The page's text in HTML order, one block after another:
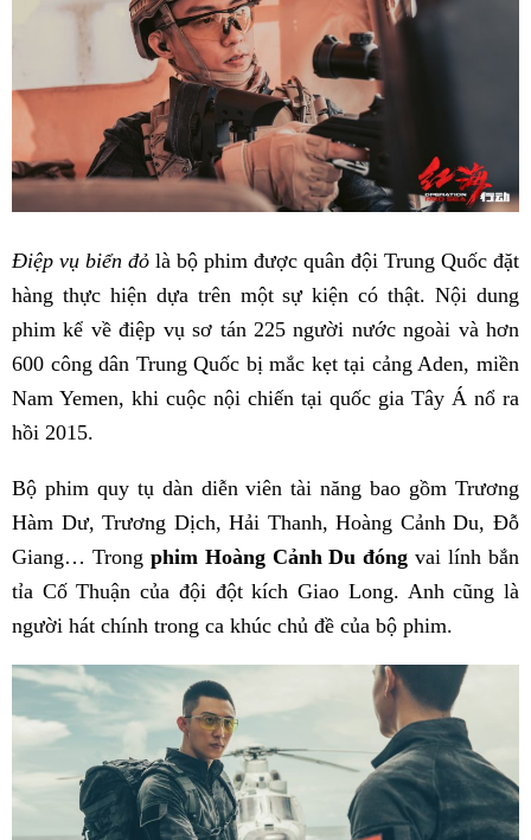
Điệp vụ biển đỏ là bộ phim được quân đội Trung Quốc đặt
hàng thực hiện dựa trên một sự kiện có thật. Nội dung
phim kể về điệp vụ sơ tán 225 người nước ngoài và hơn
600 công dân Trung Quốc bị mắc kẹt tại cảng Aden, miền
Nam Yemen, khi cuộc nội chiến tại quốc gia Tây Á nổ ra
hồi 2015.
Bộ phim quy tụ dàn diễn viên tài năng bao gồm Trương
Hàm Dư, Trương Dịch, Hải Thanh, Hoàng Cảnh Du, Đỗ
Giang… Trong phim Hoàng Cảnh Du đóng vai lính bắn
tỉa Cố Thuận của đội đột kích Giao Long. Anh cũng là
người hát chính trong ca khúc chủ đề của bộ phim.